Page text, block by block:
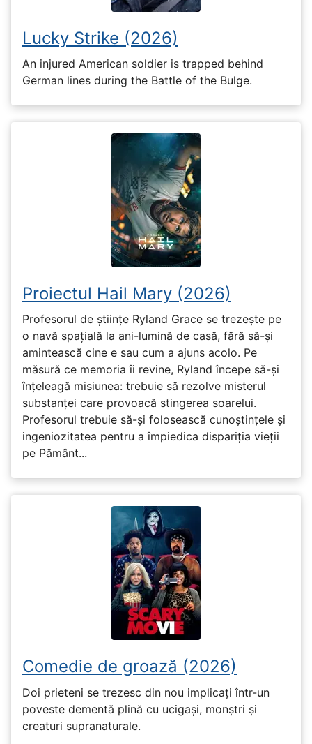
Lucky Strike (2026)
An injured American soldier is trapped behind
German lines during the Battle of the Bulge.
Proiectul Hail Mary (2026)
Profesorul de științe Ryland Grace se trezește pe
o navă spațială la ani-lumină de casă, fără să-și
amintească cine e sau cum a ajuns acolo. Pe
măsură ce memoria îi revine, Ryland începe să-și
înțeleagă misiunea: trebuie să rezolve misterul
substanței care provoacă stingerea soarelui.
Profesorul trebuie să-și folosească cunoștințele și
ingeniozitatea pentru a împiedica dispariția vieții
pe Pământ...
Comedie de groază (2026)
Doi prieteni se trezesc din nou implicați într-un
poveste dementă plină cu ucigași, monștri și
creaturi supranaturale.